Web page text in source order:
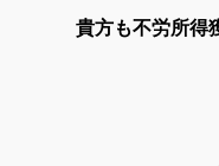
貴方も不労所得